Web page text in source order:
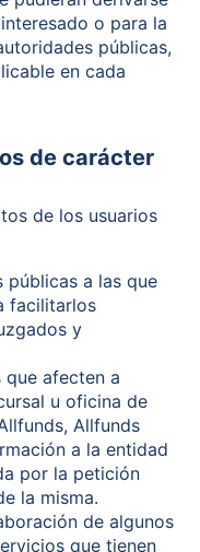
o para la
públicas,
en cada
de carácter
de los usuarios
públicas a las que
facilitarlos
y
que afecten a
u oficina de
Allfunds
a la entidad
por la petición
la misma.
de algunos
que tienen